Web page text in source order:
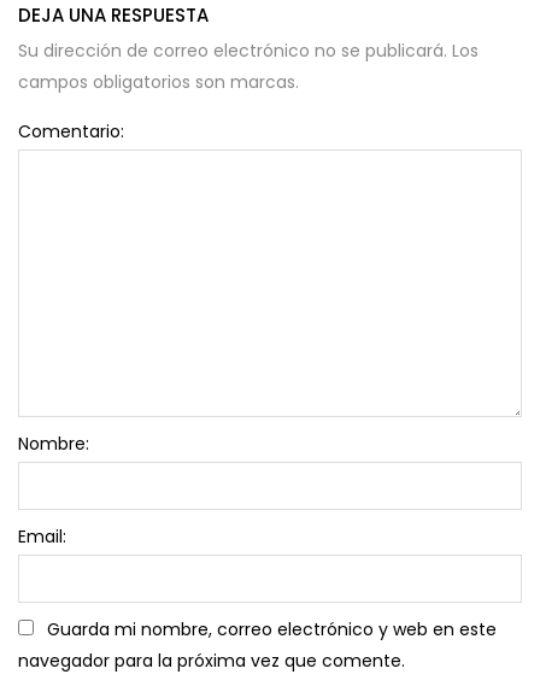
DEJA UNA RESPUESTA
Su dirección de correo electrónico no se publicará. Los
campos obligatorios son marcas.
Comentario:
Nombre:
Email:
Guarda mi nombre, correo electrónico y web en este
navegador para la próxima vez que comente.